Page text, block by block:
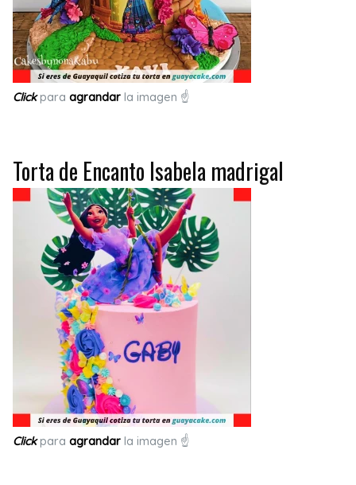
Clickpara agrandar la imagen ☝
Torta de Encanto Isabela madrigal
Clickpara agrandar la imagen ☝